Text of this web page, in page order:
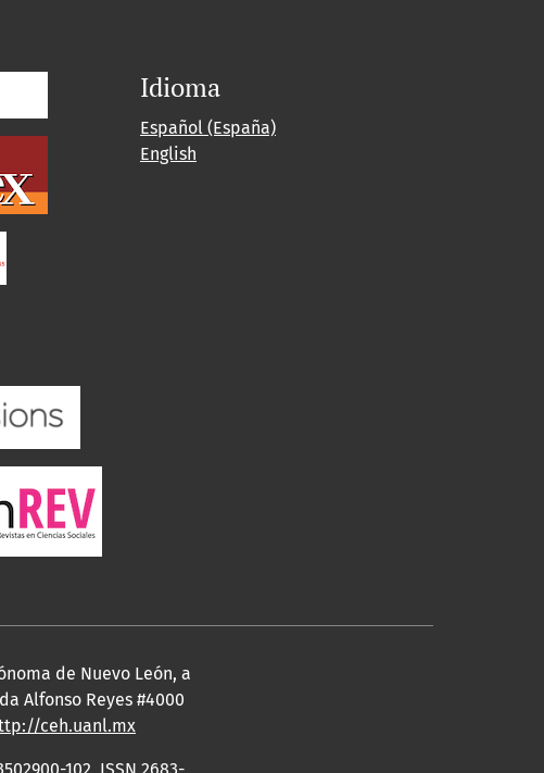
Idioma
Español (España)
English
de Nuevo León, a
Alfonso Reyes #4000
ceh.uanl.mx